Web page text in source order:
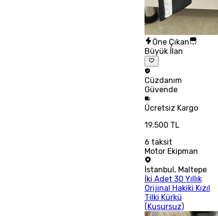
Öne Çıkan
Büyük İlan
Cüzdanım
Güvende
Ücretsiz Kargo
19.500 TL
6 taksit
Motor Ekipman
İstanbul, Maltepe
İki Adet 30 Yıllık
Orijinal Hakiki Kızıl
Tilki Kürkü
(Kusursuz)